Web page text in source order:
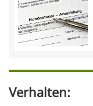
Verhalten: